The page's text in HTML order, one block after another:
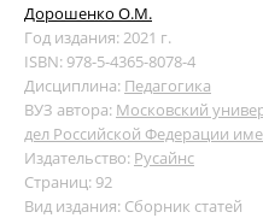
Дорошенко О.М.
Год издания: 2021 г.
ISBN: 978-5-4365-8078-4
Дисциплина: Педагогика
ВУЗ автора: Московский
дел Российской Федерации
Издательство: Русайнс
Страниц: 92
Вид издания: Сборник статей